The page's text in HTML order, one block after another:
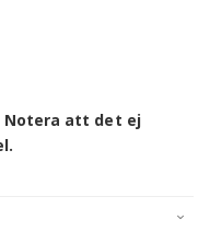
Notera att det ej